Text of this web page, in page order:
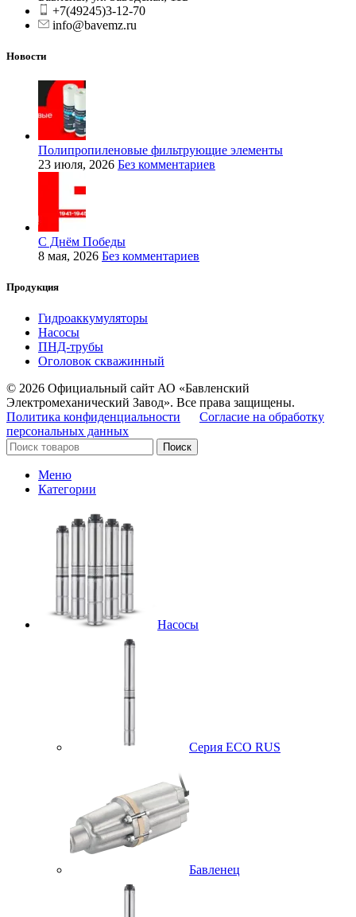
+7(49245)3-12-70
info@bavemz.ru
Новости
Полипропиленовые фильтрующие элементы
23 июля, 2026 Без комментариев
С Днём Победы
8 мая, 2026 Без комментариев
Продукция
Гидроаккумуляторы
Насосы
ПНД-трубы
Оголовок скважинный
© 2026 Официальный сайт АО «Бавленский
Электромеханический Завод». Все права защищены.
Политика конфиденциальности
Согласие на обработку
персональных данных
Поиск
Меню
Категории
Насосы
Серия ECO RUS
Бавленец